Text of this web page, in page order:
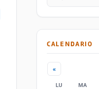
CALENDARIO
«
LU MA